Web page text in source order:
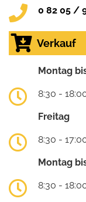
0 82 05 /
Verkauf
Montag
8:30 -
Freitag
8:30 -
Montag
8:30 -